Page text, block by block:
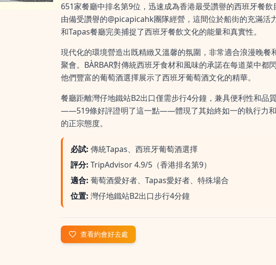
651家餐廳中排名第9位，迅速成為香港最受讚譽的西班牙餐飲
由備受讚譽的@picapicahk團隊經營，這間位於船街的充滿活
和Tapas餐廳完美捕捉了西班牙餐飲文化的能量和真實性。
現代化的環境營造出既精緻又溫馨的氛圍，非常適合浪漫晚餐
聚會。BÀRBAR對傳統西班牙食材和風味的承諾在每道菜中都
他們豐富的葡萄酒選擇展示了西班牙葡萄酒文化的精華。
餐廳距離灣仔地鐵站B2出口僅需步行4分鐘，兼具便利性和品
——519條好評證明了這一點——體現了其始終如一的執行力
的正宗態度。
必試: 傳統Tapas、西班牙葡萄酒選擇
評分: TripAdvisor 4.9/5（香港排名第9）
適合: 葡萄酒愛好者、Tapas愛好者、特殊場合
位置: 灣仔地鐵站B2出口步行4分鐘
查看約會好去處